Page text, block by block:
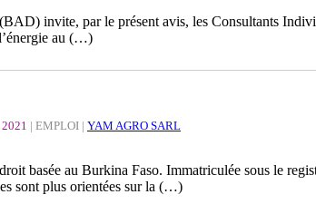
invite, par le présent avis, les Consultants
au (…)
2021 | EMPLOI | YAM AGRO SARL
basée au Burkina Faso. Immatriculée sous le
sont plus orientées sur la (…)